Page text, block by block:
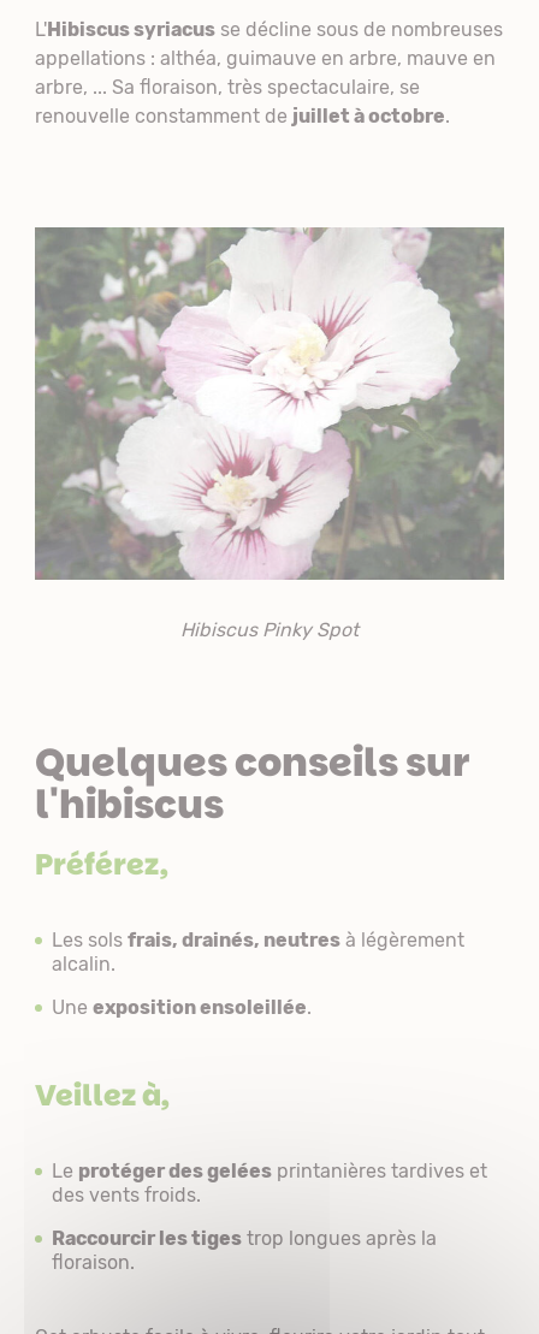
L'Hibiscus syriacusse décline sous de nombreuses
appellations : althéa, guimauve en arbre, mauve en
arbre, ... Sa floraison, très spectaculaire, se
renouvelle constamment de juillet à octobre.
Hibiscus Pinky Spot
Quelques conseils sur
l'hibiscus
Préférez,
Les sols frais, drainés, neutresà légèrement
alcalin.
Une exposition ensoleillée.
Veillez à,
Le protéger des geléesprintanières tardives et
des vents froids.
Raccourcir les tigestrop longues après la
floraison.